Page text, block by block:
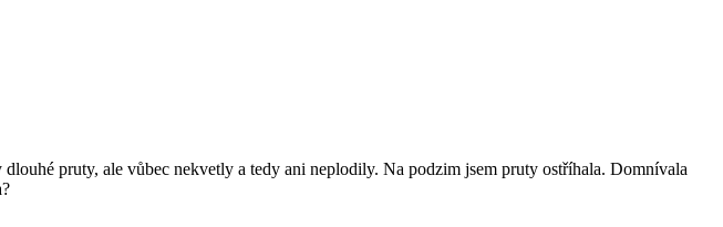
pruty, ale vůbec nekvetly a tedy ani neplodily. Na podzim jsem pruty ostříhala. Domnívala